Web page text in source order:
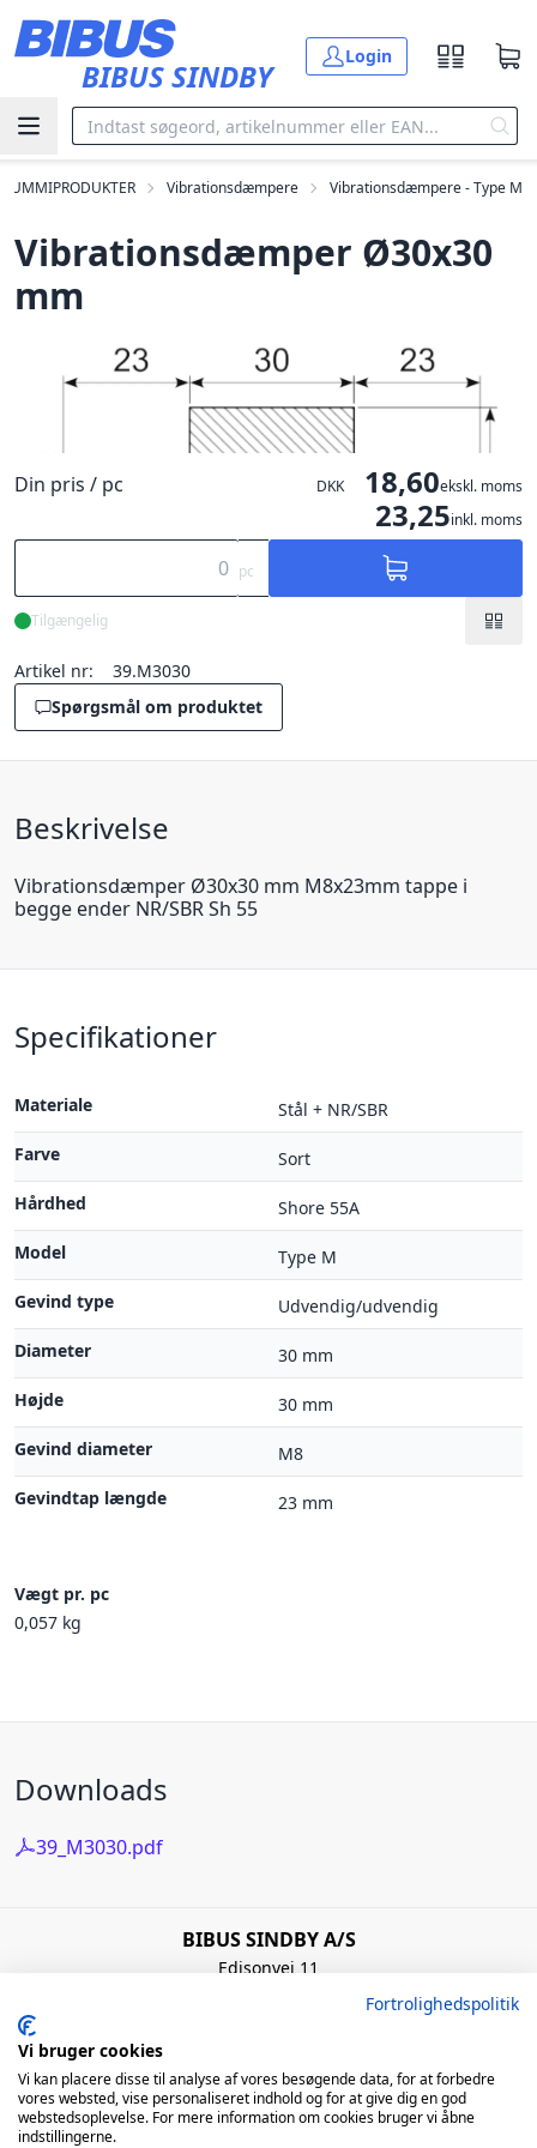
BIBUS SINDBY
Login
GUMMIPRODUKTER Vibrationsdæmpere Vibrationsdæmpere - Type M
Vibrationsdæmper Ø30x30
mm
Din pris / pc DKK 18,60ekskl. moms
23,25inkl. moms
pc
Tilgængelig
Artikel nr:
39.M3030
Spørgsmål om produktet
Beskrivelse
Vibrationsdæmper Ø30x30 mm M8x23mm tappe i
begge ender NR/SBR Sh 55
Specifikationer
Materiale
Stål + NR/SBR
Farve
Sort
Hårdhed
Shore 55A
Model
Type M
Gevind type
Udvendig/udvendig
Diameter
30 mm
Højde
30 mm
Gevind diameter
M8
Gevindtap længde
23 mm
Vægt pr. pc
0,057 kg
Downloads
39_M3030.pdf
BIBUS SINDBY A/S
Edisonvej 11
Åbningstider
Fortrolighedspolitik
Vi bruger cookies
Vi kan placere disse til analyse af vores besøgende data, for at forbedre
vores websted, vise personaliseret indhold og for at give dig en god
webstedsoplevelse. For mere information om cookies bruger vi åbne
indstillingerne.